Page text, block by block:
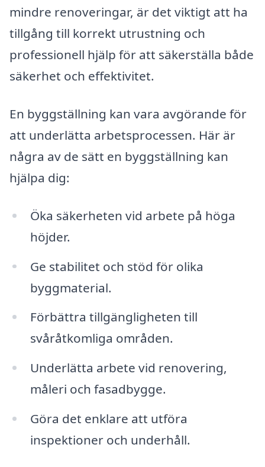
mindre renoveringar, är det viktigt att ha
tillgång till korrekt utrustning och
professionell hjälp för att säkerställa både
säkerhet och effektivitet.
En byggställning kan vara avgörande för
att underlätta arbetsprocessen. Här är
några av de sätt en byggställning kan
hjälpa dig:
Öka säkerheten vid arbete på höga
höjder.
Ge stabilitet och stöd för olika
byggmaterial.
Förbättra tillgängligheten till
svåråtkomliga områden.
Underlätta arbete vid renovering,
måleri och fasadbygge.
Göra det enklare att utföra
inspektioner och underhåll.